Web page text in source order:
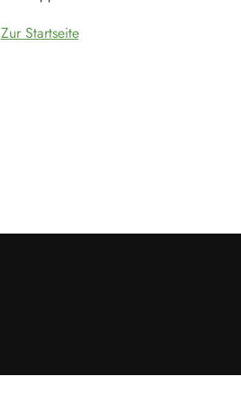
Zur Startseite